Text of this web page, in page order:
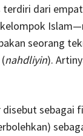
dari
seorang
nahdliyin).
sebagai